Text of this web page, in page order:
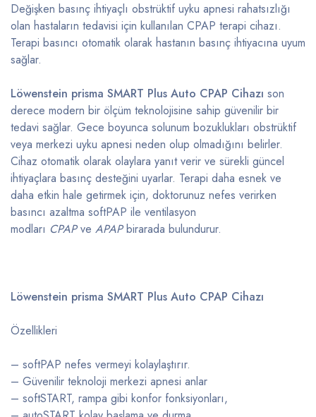
Değişken basınç ihtiyaçlı obstrüktif uyku apnesi rahatsızlığı
olan hastaların tedavisi için kullanılan CPAP terapi cihazı.
Terapi basıncı otomatik olarak hastanın basınç ihtiyacına uyum
sağlar.
Löwenstein prisma SMART Plus Auto CPAP Cihazı son
derece modern bir ölçüm teknolojisine sahip güvenilir bir
tedavi sağlar. Gece boyunca solunum bozuklukları obstrüktif
veya merkezi uyku apnesi neden olup olmadığını belirler.
Cihaz otomatik olarak olaylara yanıt verir ve sürekli güncel
ihtiyaçlara basınç desteğini uyarlar. Terapi daha esnek ve
daha etkin hale getirmek için, doktorunuz nefes verirken
basıncı azaltma softPAP ile ventilasyon
modları CPAPve APAPbirarada bulundurur.
Löwenstein prisma SMART Plus Auto CPAP Cihazı
Özellikleri
– softPAP nefes vermeyi kolaylaştırır.
– Güvenilir teknoloji merkezi apnesi anlar
– softSTART, rampa gibi konfor fonksiyonları,